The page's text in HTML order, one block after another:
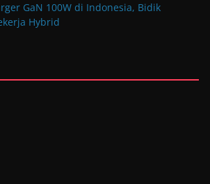
GaN 100W di Indonesia, Bidik
Hybrid